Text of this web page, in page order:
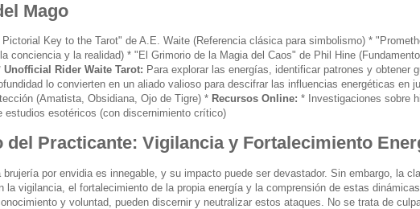
Mago
Key to the Tarot" de A.E. Waite (Referencia clásica para simbolismo) *
conciencia y la realidad) * "El Grimorio de la Magia del Caos" de Phil Hine
Unofficial Rider Waite Tarot: Para explorar las energías, identificar patrones y obtener
lo convierten en un aliado valioso para descifrar las influencias energéticas en
(Amatista, Obsidiana, Ojo de Tigre) * Recursos Online: * Investigaciones sobre
estudios esotéricos (con discernimiento crítico)
del Practicante: Vigilancia y Fortalecimiento
brujería por envidia es innegable, y su impacto puede ser devastador. Sin embargo, la
la vigilancia, el fortalecimiento de la propia energía y la comprensión de estas
y voluntad, pueden discernir y neutralizar estos ataques. No se trata de